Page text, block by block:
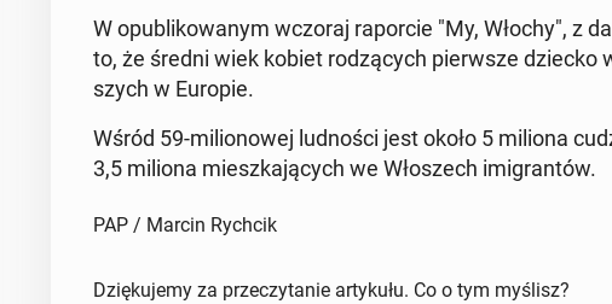
W opu­bli­ko­wa­nym wczoraj ra­por­cie "My, Włochy", z
to, że średni wiek kobiet ro­dzą­cych pierw­sze
szych w Europie.
Wśród 59-mi­lio­no­wej lud­no­ści jest około 5 miliona
3,5 miliona miesz­ka­ją­cych we Wło­szech imi­gran­tów.
PAP / Marcin Rychcik
Dziękujemy za przeczytanie artykułu. Co o tym myślisz?